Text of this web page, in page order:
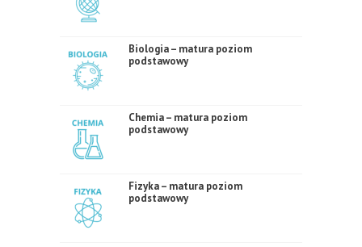
Biologia – matura poziom
podstawowy
Chemia – matura poziom
podstawowy
Fizyka – matura poziom
podstawowy